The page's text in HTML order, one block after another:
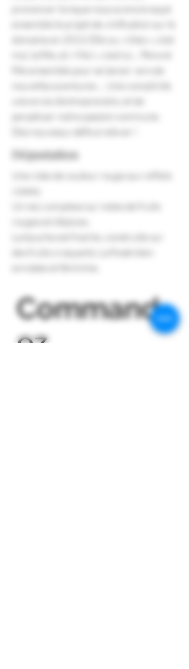
prononcer lorsque nous avons évoqué
ensemble le projet de vinification sur le
fille ensemble pour se lancer vers de
une envie d’entreprendre, et de
perpétuer notre passion commune.
Des nouveaux défis à relever !
Dégustation
Une robe de couleur rouge aux reflets
Un nez complexe sur notes de fruits
rouges et d’épices.
des fruits croquants. La finale bien
enrobée et féminine.
Command
ez